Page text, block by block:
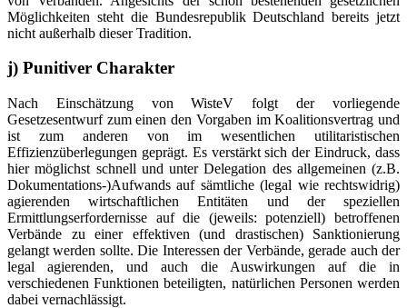
Möglichkeiten steht die Bundesrepublik Deutschland bereits jetzt
nicht außerhalb dieser Tradition.
j) Punitiver Charakter
Nach Einschätzung von WisteV folgt der vorliegende
Gesetzesentwurf zum einen den Vorgaben im Koalitionsvertrag und
ist zum anderen von im wesentlichen utilitaristischen
Effizienzüberlegungen geprägt. Es verstärkt sich der Eindruck, dass
hier möglichst schnell und unter Delegation des allgemeinen (z.B.
Dokumentations-)Aufwands auf sämtliche (legal wie rechtswidrig)
agierenden wirtschaftlichen Entitäten und der speziellen
Ermittlungserfordernisse auf die (jeweils: potenziell) betroffenen
Verbände zu einer effektiven (und drastischen) Sanktionierung
gelangt werden sollte. Die Interessen der Verbände, gerade auch der
legal agierenden, und auch die Auswirkungen auf die in
verschiedenen Funktionen beteiligten, natürlichen Personen werden
dabei vernachlässigt.